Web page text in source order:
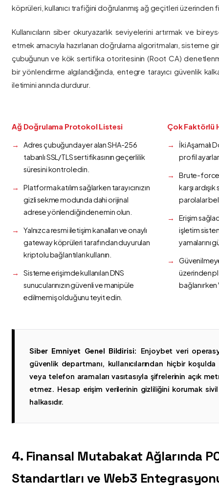
köprüleri, kullanıcı trafiğini doğrulanmış ağ geçitleri üzerinden
Kullanıcıların siber okuryazarlık seviyelerini artırmak ve
etmek amacıyla hazırlanan doğrulama algoritmaları, sisteme
çubuğunun ve kök sertifika otoritesinin (Root CA)
bir yönlendirme algılandığında, entegre tarayıcı güvenlik
iletimini anında durdurur.
Ağ Doğrulama Protokol Listesi
Adres çubuğunda yer alan SHA-256
tabanlı SSL/TLS sertifikasının geçerlilik
süresini kontrol edin.
Platforma katılım sağlarken tarayıcınızın
gizli sekme modunda dahi orijinal
adrese yönlendiğinden emin olun.
Yalnızca resmi iletişim kanalları ve onaylı
gateway köprüleri tarafından duyurulan
kriptolu bağlantıları kullanın.
Sisteme erişimde kullanılan DNS
sunucularınızın güvenli ve manipüle
edilmemiş olduğunu teyit edin.
Çok Faktörlü
İki Aşamalı
profil
Brute-force
karşı
parolalar
Erişim
işletim
yamalarını
üzerinden
bağlanırken
Siber Emniyet Genel Bildirisi:
Enjoybet veri
güvenlik departmanı, kullanıcılarından hiçbir
veya telefon aramaları vasıtasıyla şifrelerinin açık
etmez. Hesap erişim verilerinin gizliliğini korumak
halkasıdır.
4. Finansal Mutabakat Ağlarında
Standartları ve Web3